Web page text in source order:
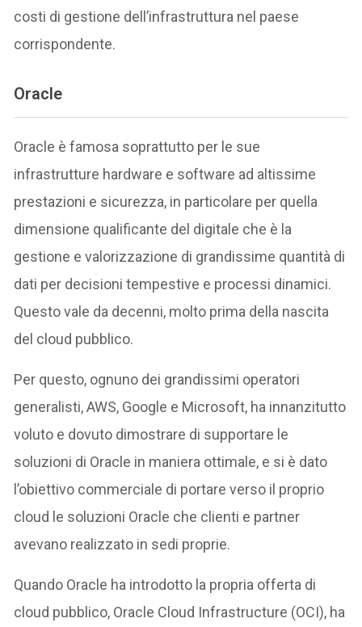
costi di gestione dell’infrastruttura nel paese
corrispondente.
Oracle
Oracle è famosa soprattutto per le sue
infrastrutture hardware e software ad altissime
prestazioni e sicurezza, in particolare per quella
dimensione qualificante del digitale che è la
gestione e valorizzazione di grandissime quantità di
dati per decisioni tempestive e processi dinamici.
Questo vale da decenni, molto prima della nascita
del cloud pubblico.
Per questo, ognuno dei grandissimi operatori
generalisti, AWS, Google e Microsoft, ha innanzitutto
voluto e dovuto dimostrare di supportare le
soluzioni di Oracle in maniera ottimale, e si è dato
l’obiettivo commerciale di portare verso il proprio
cloud le soluzioni Oracle che clienti e partner
avevano realizzato in sedi proprie.
Quando Oracle ha introdotto la propria offerta di
cloud pubblico, Oracle Cloud Infrastructure (OCI), ha